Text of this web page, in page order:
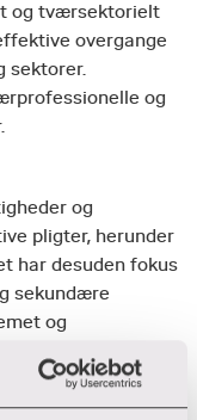
og tværsektorielt
overgange
sektorer.
og
og
pligter, herunder
har desuden fokus
sekundære
og